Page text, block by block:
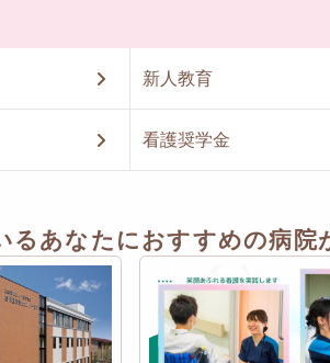
新人教育
看護奨学金
るあなたにおすすめの病院